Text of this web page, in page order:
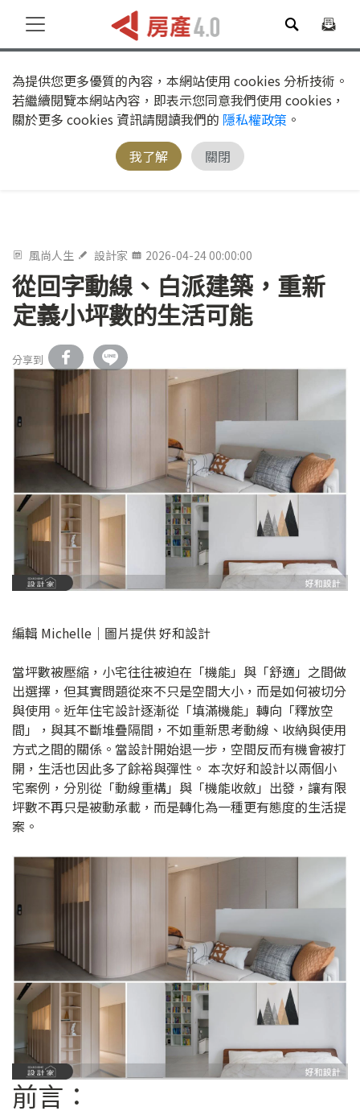
為提供您更多優質的內容，本網站使用 cookies 分析技術。
若繼續閱覽本網站內容，即表示您同意我們使用 cookies，
關於更多 cookies 資訊請閱讀我們的 隱私權政策 。
我了解
關閉
風尚人生 設計家 2026-04-24 00:00:00
從回字動線、白派建築，重新
定義小坪數的生活可能
分享到
編輯 Michelle｜圖片提供 好和設計
當坪數被壓縮，小宅往往被迫在「機能」與「舒適」之間做
出選擇，但其實問題從來不只是空間大小，而是如何被切分
與使用。近年住宅設計逐漸從「填滿機能」轉向「釋放空
間」，與其不斷堆疊隔間，不如重新思考動線、收納與使用
方式之間的關係。當設計開始退一步，空間反而有機會被打
開，生活也因此多了餘裕與彈性。 本次好和設計以兩個小
宅案例，分別從「動線重構」與「機能收斂」出發，讓有限
坪數不再只是被動承載，而是轉化為一種更有態度的生活提
案。
前言：